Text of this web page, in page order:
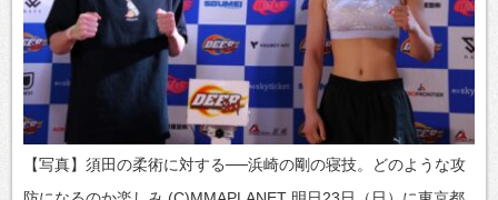
【写真】須田の柔術に対する──浜崎の剛の寝技。どのような攻